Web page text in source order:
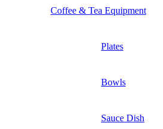
Coffee & Tea Equipment
Plates
Bowls
Sauce Dish